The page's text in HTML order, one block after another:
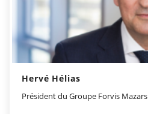
Hervé Hélias
Président du Groupe Forvis Mazars